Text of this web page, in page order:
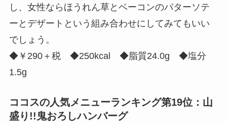
し、女性ならほうれん草とベーコンのバターソテ
ーとデザートという組み合わせにしてみてもいい
でしょう。
◆￥290＋税 ◆250kcal ◆脂質24.0g ◆塩分
1.5g
ココスの人気メニューランキング第19位：山
盛り!!鬼おろしハンバーグ